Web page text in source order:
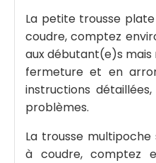
La petite trousse
coudre, comptez
aux débutant(e)s mais
fermeture et en
instructions
problèmes.
La trousse
à coudre, comptez